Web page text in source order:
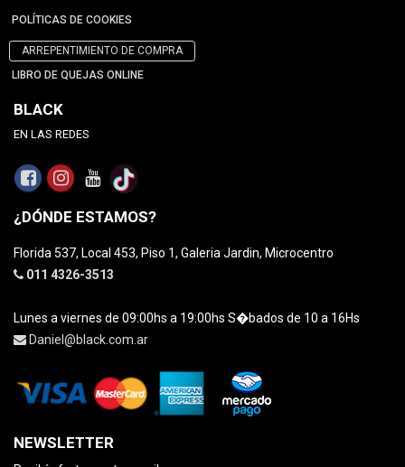
POLÍTICAS DE COOKIES
ARREPENTIMIENTO DE COMPRA
LIBRO DE QUEJAS ONLINE
BLACK
EN LAS REDES
¿DÓNDE ESTAMOS?
Florida 537, Local 453, Piso 1, Galeria Jardin, Microcentro
011 4326-3513
Lunes a viernes de 09:00hs a 19:00hs S�bados de 10 a 16Hs
Daniel@black.com.ar
NEWSLETTER